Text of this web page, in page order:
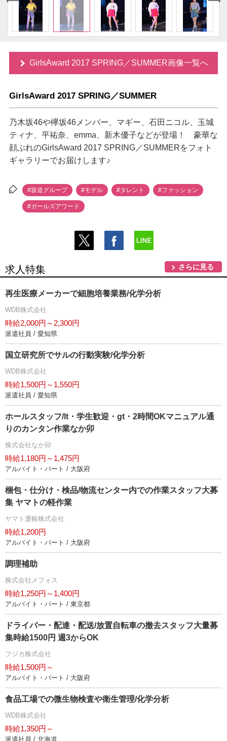
GirlsAward 2017 SPRING／SUMMER画像一覧へ
GirlsAward 2017 SPRING／SUMMER
乃木坂46や欅坂46メンバー、マギー、石田ニコル、玉城
ティナ、平祐奈、emma、新木優子などが登場！ 豪華な
顔ぶれのGirlsAward 2017 SPRING／SUMMERをフォト
ギャラリーでお届けします♪
#坂道グループ #モデル #タレント #ファッション
#ガールズアワード
求人特集 さらに見る
再生医療メーカーで細胞培養業務/化学分析
WDB株式会社
時給2,000円～2,300円
派遣社員 / 愛知県
国立研究所でサルの行動実験/化学分析
WDB株式会社
時給1,500円～1,550円
派遣社員 / 愛知県
ホールスタッフ/lt・学生歓迎・gt・2時間OKマニュアル通
りのカンタン作業なか卯
株式会社なか卯
時給1,180円～1,475円
アルバイト・パート / 大阪府
梱包・仕分け・検品/物流センター内での作業スタッフ大募
集 ヤマトの軽作業
ヤマト運輸株式会社
時給1,200円
アルバイト・パート / 大阪府
調理補助
株式会社メフォス
時給1,250円～1,400円
アルバイト・パート / 東京都
ドライバー・配達・配送/放置自転車の撤去スタッフ大量募
集時給1500円 週3からOK
フジカ株式会社
時給1,500円～
アルバイト・パート / 大阪府
食品工場での微生物検査や衛生管理/化学分析
WDB株式会社
時給1,350円～
派遣社員 / 北海道